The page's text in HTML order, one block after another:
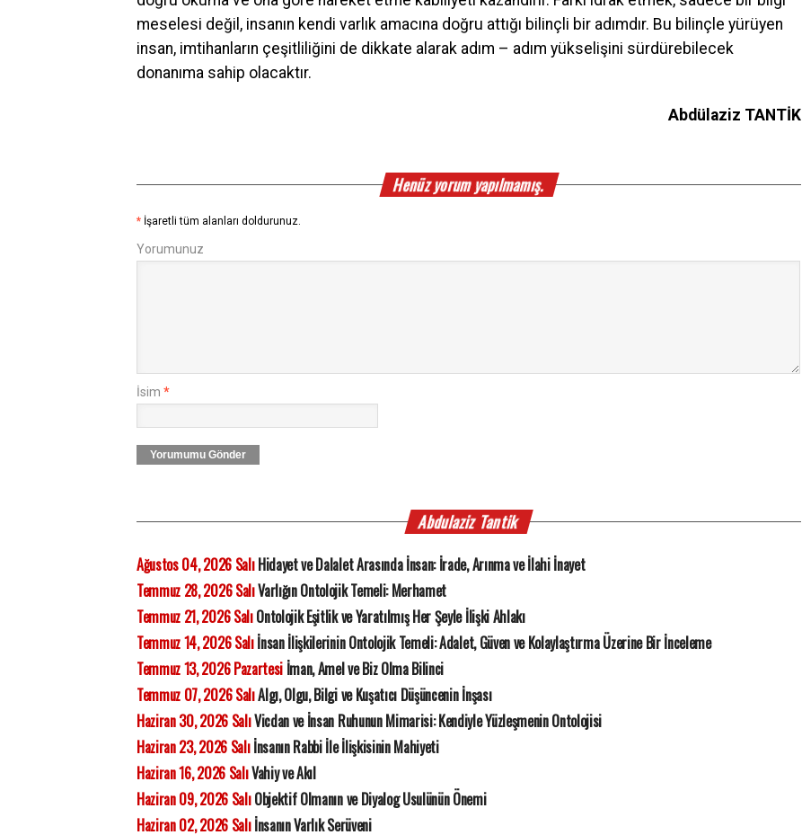
meselesi değil, insanın kendi varlık amacına doğru attığı bilinçli bir adımdır. Bu bilinçle yürüyen
insan, imtihanların çeşitliliğini de dikkate alarak adım – adım yükselişini sürdürebilecek
donanıma sahip olacaktır.
Abdülaziz TANTİK
Henüz yorum yapılmamış.
* İşaretli tüm alanları doldurunuz.
Yorumunuz
İsim *
Yorumumu Gönder
Abdulaziz Tantik
Ağustos 04, 2026 SalıHidayet ve Dalalet Arasında İnsan: İrade, Arınma ve İlahi İnayet
Temmuz 28, 2026 SalıVarlığın Ontolojik Temeli: Merhamet
Temmuz 21, 2026 SalıOntolojik Eşitlik ve Yaratılmış Her Şeyle İlişki Ahlakı
Temmuz 14, 2026 Salıİnsan İlişkilerinin Ontolojik Temeli: Adalet, Güven ve Kolaylaştırma Üzerine Bir İnceleme
Temmuz 13, 2026 Pazartesi İman, Amel ve Biz Olma Bilinci
Temmuz 07, 2026 SalıAlgı, Olgu, Bilgi ve Kuşatıcı Düşüncenin İnşası
Haziran 30, 2026 SalıVicdan ve İnsan Ruhunun Mimarisi: Kendiyle Yüzleşmenin Ontolojisi
Haziran 23, 2026 Salıİnsanın Rabbi İle İlişkisinin Mahiyeti
Haziran 16, 2026 SalıVahiy ve Akıl
Haziran 09, 2026 SalıObjektif Olmanın ve Diyalog Usulünün Önemi
Haziran 02, 2026 Salıİnsanın Varlık Serüveni